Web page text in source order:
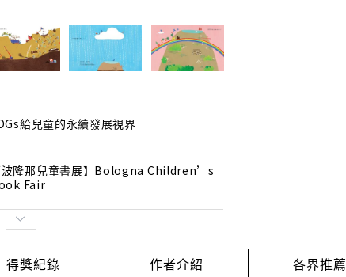
給兒童的永續發展視界
波隆那兒童書展】Bologna Children’s
Fair
得獎紀錄 作者介紹 各界推薦